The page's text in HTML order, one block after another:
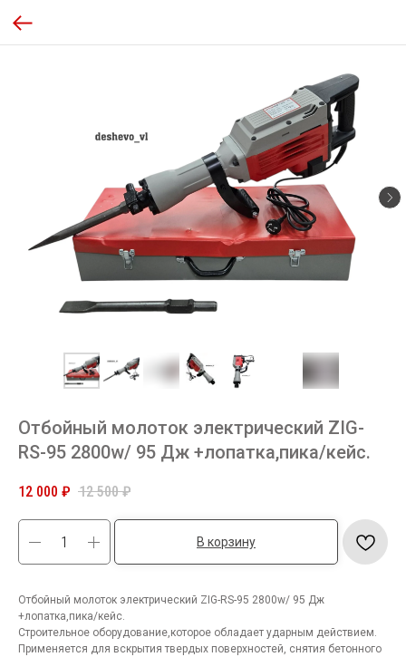
Отбойный молоток электрический ZIG-
RS-95 2800w/ 95 Дж +лопатка,пика/кейс.
12 000 ₽ 12 500 ₽
В корзину
Отбойный молоток электрический ZIG-RS-95 2800w/ 95 Дж
+лопатка,пика/кейс.
Строительное оборудование,которое обладает ударным действием.
Применяется для вскрытия твердых поверхностей, снятия бетонного